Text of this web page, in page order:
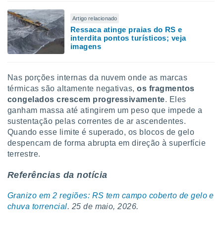
Artigo relacionado
Ressaca atinge praias do RS e
interdita pontos turísticos; veja
imagens
Nas porções internas da nuvem onde as marcas
térmicas são altamente negativas,os fragmentos
congelados crescem progressivamente. Eles
ganham massa até atingirem um peso que impede a
sustentação pelas correntes de ar ascendentes.
Quando esse limite é superado, os blocos de gelo
despencam de forma abrupta em direção à superfície
terrestre.
Referências da notícia
Granizo em 2 regiões: RS tem campo coberto de gelo e
chuva torrencial. 25 de maio, 2026.